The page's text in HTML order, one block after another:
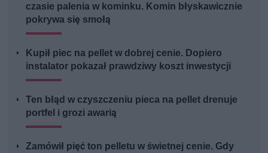
czasie palenia w kominku. Komin błyskawicznie
pokrywa się smołą
Kupił piec na pellet w dobrej cenie. Dopiero
instalator pokazał prawdziwy koszt inwestycji
Ten błąd w czyszczeniu pieca na pellet drenuje
portfel i grozi awarią
Zamówił pięć ton pelletu w świetnej cenie. Gdy